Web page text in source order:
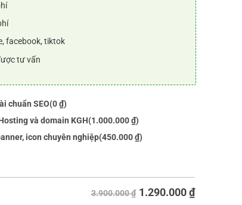
facebook, tiktok
tư vấn
chuẩn SEO(0 ₫)
và domain KGH(1.000.000 ₫)
icon chuyên nghiệp(450.000 ₫)
3.900.000 ₫ 1.290.000₫